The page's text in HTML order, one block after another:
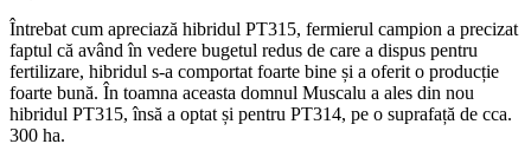
Întrebat cum apreciază hibridul PT315, fermierul campion a precizat
faptul că având în vedere bugetul redus de care a dispus pentru
fertilizare, hibridul s-a comportat foarte bine și a oferit o producție
foarte bună. În toamna aceasta domnul Muscalu a ales din nou
hibridul PT315, însă a optat și pentru PT314, pe o suprafață de cca.
300 ha.